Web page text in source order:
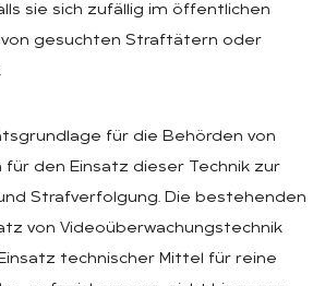
sie sich zufällig im öffentlichen
von gesuchten Straftätern oder
für die Behörden von
für den Einsatz dieser Technik zur
Strafverfolgung. Die bestehenden
von Videoüberwachungstechnik
technischer Mittel für reine